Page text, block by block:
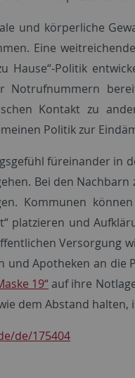
und körperliche
Eine
Hause“-Politik
Notrufnummern
Kontakt zu
Politik zur
füreinander in
Bei den
Kommunen
platzieren und
Versorgung
und Apotheken an
19“auf ihre
dem Abstand
de/175404